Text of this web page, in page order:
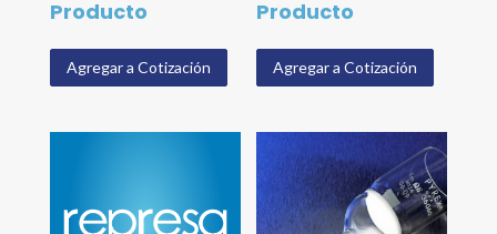
Producto
Agregar a Cotización
Producto
Agregar a Cotización